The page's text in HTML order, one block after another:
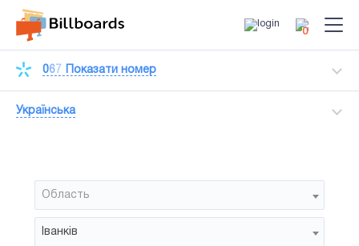
0
067 Показати номер
Українська
Область
Іванків